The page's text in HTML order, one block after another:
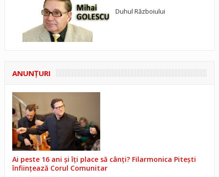
Duhul Războiului
ANUNŢURI
Ai peste 16 ani și îți place să cânți? Filarmonica Pitești
înființează Corul Comunitar